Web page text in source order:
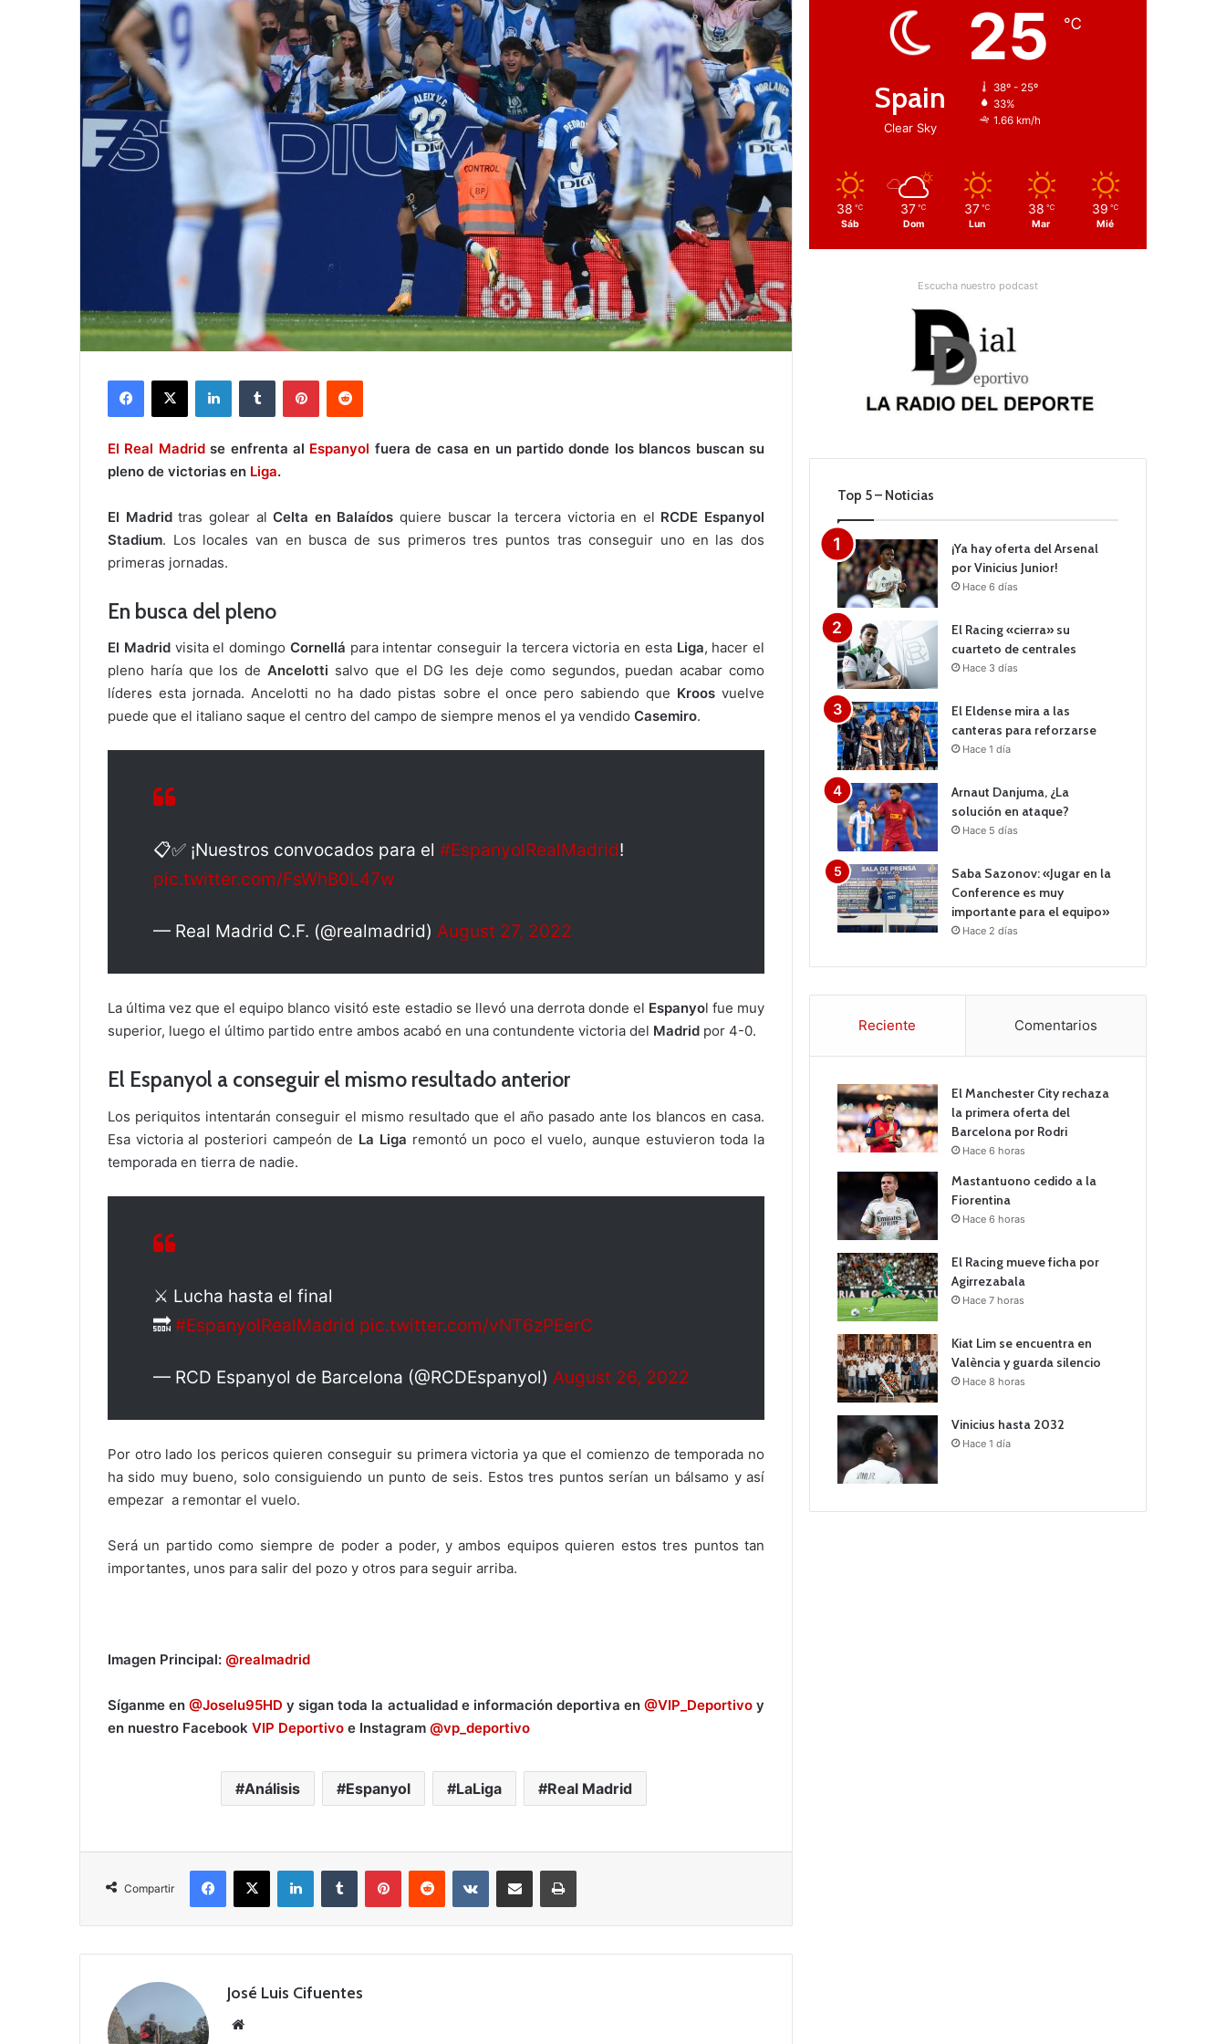
El Real Madridse enfrenta al Espanyol fuera de casa en un partido donde los blancos buscan su
pleno de victorias en Liga.
El Madridtras golear alCelta en Balaídos quiere buscar la tercera victoria en el RCDE Espanyol
Stadium. Los locales van en busca de sus primeros tres puntos tras conseguir uno en las dos
primeras jornadas.
En busca del pleno
El Madridvisita el domingo Cornellá para intentar conseguir la tercera victoria en esta Liga, hacer el
pleno haría que los deAncelotti salvo que el DG les deje como segundos, puedan acabar como
líderes esta jornada. Ancelotti no ha dado pistas sobre el once pero sabiendo que Kroosvuelve
puede que el italiano saque el centro del campo de siempre menos el ya vendido Casemiro.
📋✅ ¡Nuestros convocados para el #EspanyolRealMadrid!
pic.twitter.com/FsWhB0L47w
— Real Madrid C.F. (@realmadrid) August 27, 2022
La última vez que el equipo blanco visitó este estadio se llevó una derrota donde el Espanyol fue muy
superior, luego el último partido entre ambos acabó en una contundente victoria del Madrid por 4-0.
El Espanyol a conseguir el mismo resultado anterior
Los periquitos intentarán conseguir el mismo resultado que el año pasado ante los blancos en casa.
Esa victoria al posteriori campeón de La Liga remontó un poco el vuelo, aunque estuvieron toda la
temporada en tierra de nadie.
⚔️ Lucha hasta el final
🔜 #EspanyolRealMadrid pic.twitter.com/vNT6zPEerC
— RCD Espanyol de Barcelona (@RCDEspanyol) August 26, 2022
Por otro lado los pericos quieren conseguir su primera victoria ya que el comienzo de temporada no
ha sido muy bueno, solo consiguiendo un punto de seis. Estos tres puntos serían un bálsamo y así
empezar a remontar el vuelo.
Será un partido como siempre de poder a poder, y ambos equipos quieren estos tres puntos tan
importantes, unos para salir del pozo y otros para seguir arriba.
Imagen Principal: @realmadrid
Síganme en@Joselu95HD y sigan toda la actualidad e información deportiva en @VIP_Deportivoy
en nuestro Facebook VIP Deportivo e Instagram @vp_deportivo
Análisis Espanyol LaLiga Real Madrid
Compartir
José Luis Cifuentes
Spain
Clear Sky
25 ℃
38º - 25º
33%
1.66 km/h
38 ℃
Sáb
37 ℃
Dom
37 ℃
Lun
38 ℃
Mar
39 ℃
Mié
Escucha nuestro podcast
Top 5 – Noticias
¡Ya hay oferta del Arsenal
por Vinicius Junior!
Hace 6 días
El Racing «cierra» su
cuarteto de centrales
Hace 3 días
El Eldense mira a las
canteras para reforzarse
Hace 1 día
Arnaut Danjuma, ¿La
solución en ataque?
Hace 5 días
Saba Sazonov: «Jugar en la
Conference es muy
importante para el equipo»
Hace 2 días
Reciente Comentarios
El Manchester City rechaza
la primera oferta del
Barcelona por Rodri
Hace 6 horas
Mastantuono cedido a la
Fiorentina
Hace 6 horas
El Racing mueve ficha por
Agirrezabala
Hace 7 horas
Kiat Lim se encuentra en
València y guarda silencio
Hace 8 horas
Vinicius hasta 2032
Hace 1 día